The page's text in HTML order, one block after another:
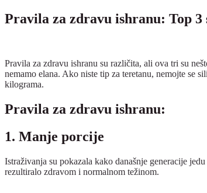
Pravila za zdravu ishranu: Top
Pravila za zdravu ishranu su različita, ali ova tri su
nemamo elana. Ako niste tip za teretanu, nemojte se
kilograma.
Pravila za zdravu ishranu:
1. Manje porcije
Istraživanja su pokazala kako današnje generacije
rezultiralo zdravom i normalnom težinom.